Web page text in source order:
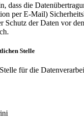
dass die
per E-Mail)
Schutz der Daten vor
Stelle
für die